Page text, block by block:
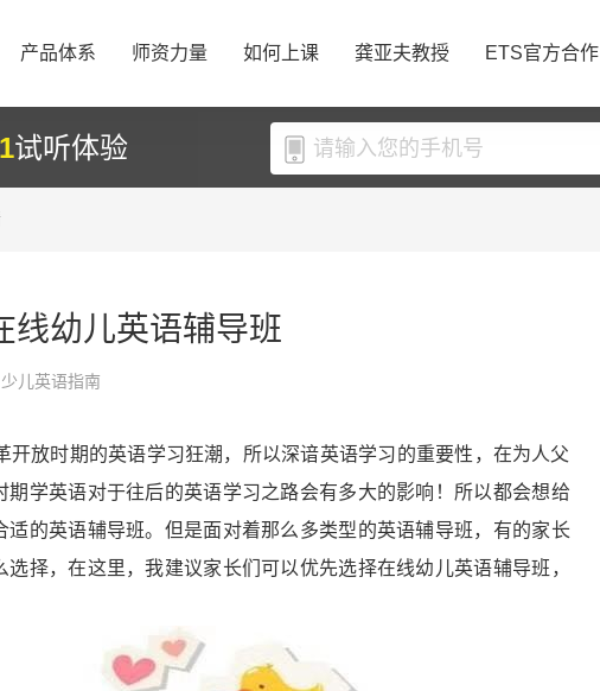
产品体系 师资力量 如何上课 龚亚夫教授 ETS官方合作
试听体验
线幼儿英语辅导班
少儿英语指南
开放时期的英语学习狂潮，所以深谙英语学习的重要性，在为人父
期学英语对于往后的英语学习之路会有多大的影响！所以都会想给
适的英语辅导班。但是面对着那么多类型的英语辅导班，有的家长
选择，在这里，我建议家长们可以优先选择在线幼儿英语辅导班，